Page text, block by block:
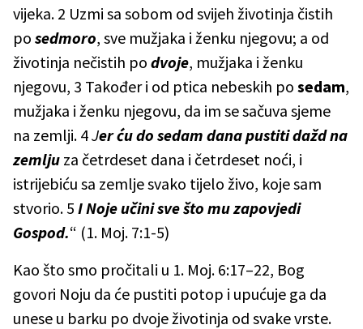
vijeka. 2 Uzmi sa sobom od svijeh životinja čistih
po sedmoro, sve mužjaka i ženku njegovu; a od
životinja nečistih po dvoje, mužjaka i ženku
njegovu, 3 Također i od ptica nebeskih po sedam,
mužjaka i ženku njegovu, da im se sačuva sjeme
na zemlji. 4Jer ću do sedam dana pustiti dažd na
zemlju za četrdeset dana i četrdeset noći, i
istrijebiću sa zemlje svako tijelo živo, koje sam
stvorio. 5 I Noje učini sve što mu zapovjedi
Gospod.“ (1. Moj. 7:1-5)
Kao što smo pročitali u 1. Moj. 6:17–22, Bog
govori Noju da će pustiti potop i upućuje ga da
unese u barku po dvoje životinja od svake vrste.